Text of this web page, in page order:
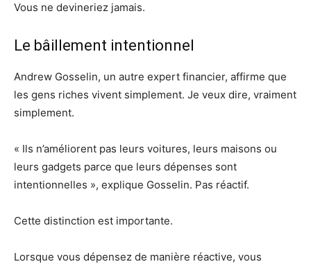
Vous ne devineriez jamais.
Le bâillement intentionnel
Andrew Gosselin, un autre expert financier, affirme que
les gens riches vivent simplement. Je veux dire, vraiment
simplement.
« Ils n’améliorent pas leurs voitures, leurs maisons ou
leurs gadgets parce que leurs dépenses sont
intentionnelles », explique Gosselin. Pas réactif.
Cette distinction est importante.
Lorsque vous dépensez de manière réactive, vous